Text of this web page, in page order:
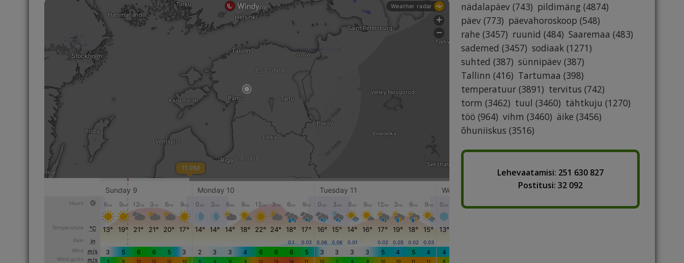
nädalapäev (743) pildimäng (4874)
päev (773) päevahoroskoop (548)
rahe (3457) ruunid (484) Saaremaa (483)
sademed (3457) sodiaak (1271)
suhted (387) sünnipäev (387)
Tallinn (416) Tartumaa (398)
temperatuur (3891) tervitus (742)
torm (3462) tuul (3460) tähtkuju (1270)
töö (964) vihm (3460) äike (3456)
õhuniiskus (3516)
Lehevaatamisi: 251 630 827
Postitusi: 32 092